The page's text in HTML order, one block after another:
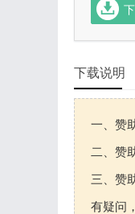
下载说明
一、赞
二、赞
三、赞
有疑问